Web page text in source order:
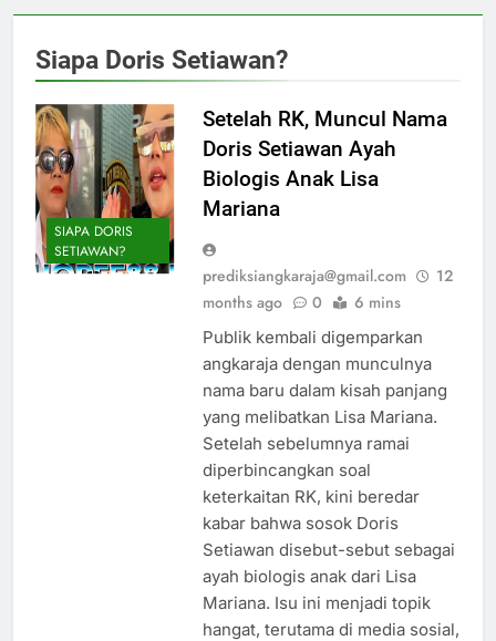
Siapa Doris Setiawan?
SIAPA DORIS
SETIAWAN?
Setelah RK, Muncul Nama
Doris Setiawan Ayah
Biologis Anak Lisa
Mariana
prediksiangkaraja@gmail.com
12
months ago
0 6 mins
Publik kembali digemparkan
angkaraja dengan munculnya
nama baru dalam kisah panjang
yang melibatkan Lisa Mariana.
Setelah sebelumnya ramai
diperbincangkan soal
keterkaitan RK, kini beredar
kabar bahwa sosok Doris
Setiawan disebut-sebut sebagai
ayah biologis anak dari Lisa
Mariana. Isu ini menjadi topik
hangat, terutama di media sosial,